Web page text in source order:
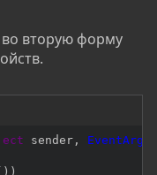
во вторую форму
sender , EventArgs
) )